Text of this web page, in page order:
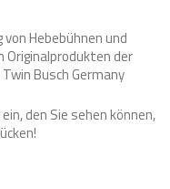
Hebebühnen und
der
Busch Germany
den Sie sehen können,